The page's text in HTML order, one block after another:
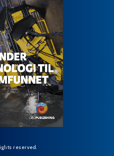
reserved.